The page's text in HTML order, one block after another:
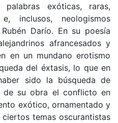
exóticas, raras,
inclusos, neologismos
Darío. En su poesía
afrancesados y
en un mundano erotismo
del éxtasis, lo que en
sido la búsqueda de
de su obra el conflicto en
exótico, ornamentado y
temas oscurantistas